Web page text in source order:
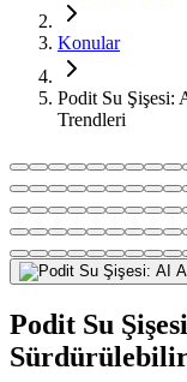
Konular
Podit Su Şişesi:
Trendleri
Podit Su